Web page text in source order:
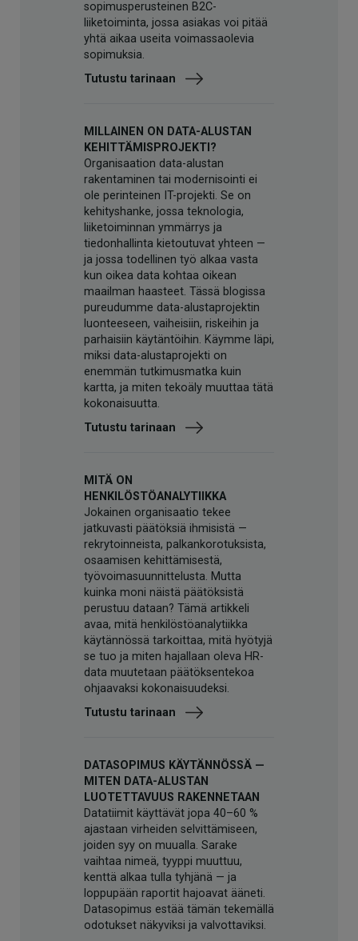
sopimusperusteinen B2C-
liiketoiminta, jossa asiakas voi pitää
yhtä aikaa useita voimassaolevia
sopimuksia.
Tutustu tarinaan
MILLAINEN ON DATA-ALUSTAN
KEHITTÄMISPROJEKTI?
Organisaation data-alustan
rakentaminen tai modernisointi ei
ole perinteinen IT-projekti. Se on
kehityshanke, jossa teknologia,
liiketoiminnan ymmärrys ja
tiedonhallinta kietoutuvat yhteen —
ja jossa todellinen työ alkaa vasta
kun oikea data kohtaa oikean
maailman haasteet. Tässä blogissa
pureudumme data-alustaprojektin
luonteeseen, vaiheisiin, riskeihin ja
parhaisiin käytäntöihin. Käymme läpi,
miksi data-alustaprojekti on
enemmän tutkimusmatka kuin
kartta, ja miten tekoäly muuttaa tätä
kokonaisuutta.
Tutustu tarinaan
MITÄ ON
HENKILÖSTÖANALYTIIKKA
Jokainen organisaatio tekee
jatkuvasti päätöksiä ihmisistä —
rekrytoinneista, palkankorotuksista,
osaamisen kehittämisestä,
työvoimasuunnittelusta. Mutta
kuinka moni näistä päätöksistä
perustuu dataan? Tämä artikkeli
avaa, mitä henkilöstöanalytiikka
käytännössä tarkoittaa, mitä hyötyjä
se tuo ja miten hajallaan oleva HR-
data muutetaan päätöksentekoa
ohjaavaksi kokonaisuudeksi.
Tutustu tarinaan
DATASOPIMUS KÄYTÄNNÖSSÄ —
MITEN DATA-ALUSTAN
LUOTETTAVUUS RAKENNETAAN
Datatiimit käyttävät jopa 40–60 %
ajastaan virheiden selvittämiseen,
joiden syy on muualla. Sarake
vaihtaa nimeä, tyyppi muuttuu,
kenttä alkaa tulla tyhjänä — ja
loppupään raportit hajoavat ääneti.
Datasopimus estää tämän tekemällä
odotukset näkyviksi ja valvottaviksi.